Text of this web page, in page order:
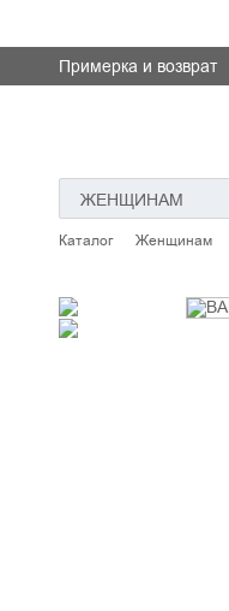
Примерка и возврат
ЖЕНЩИНАМ
Каталог Женщинам